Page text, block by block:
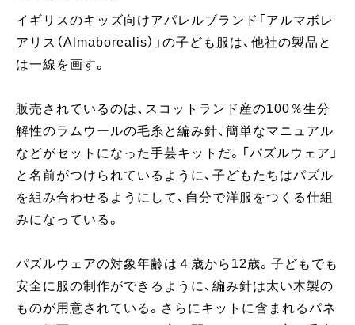
イギリスのキッズ向けアパレルブランド「アルマボレ
アリス（Almaborealis）」の子ども服は、他社の製品と
は一線を画す。
販売されているのは、スコットランド産の100％生分
解性のラムウールの毛糸と編み針、簡単なマニュアル
などがセットになった手芸キットだ。「パズルウェア」
と名前がつけられているように、子どもたちはパズル
を組み合わせるようにして、自分で洋服をつくる仕組
みになっている。
パズルウェアの対象年齢は４歳から12歳。子どもでも
安全に服の制作ができるように、編み針は太い木製の
ものが用意されている。さらにキットに含まれるパネ